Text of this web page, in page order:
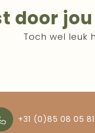
door
Toch wel leuk
+31 (0)85 08 05